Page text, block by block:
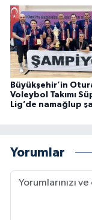
Büyükşehir’in
Voleybol Takımı
Lig’de namağlup
Yorumlar